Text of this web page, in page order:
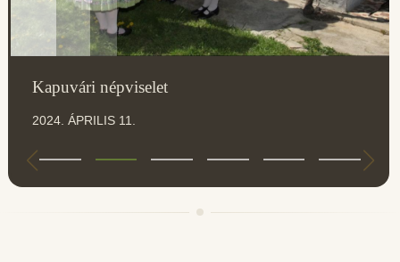
Kapuvári népviselet
2024. ÁPRILIS 11.